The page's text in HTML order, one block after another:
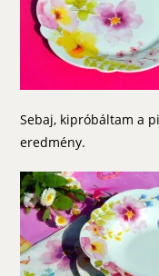
Sebaj, kipróbáltam a
eredmény.